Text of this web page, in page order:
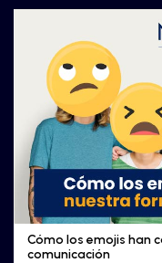
Cómo los emojis han
comunicación